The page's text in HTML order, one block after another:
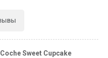
Sweet Cupcake